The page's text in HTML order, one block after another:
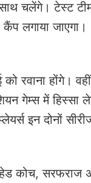
चलेंगे। टेस्ट
लगाया जाएगा।
रवाना होंगे।
गेम्स में हिस्सा
इन दोनों
कोच,